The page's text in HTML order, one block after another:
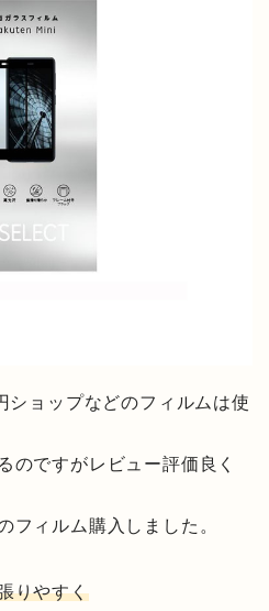
ショップなどのフィルムは使
のですがレビュー評価良く
フィルム購入しました。
りやすく